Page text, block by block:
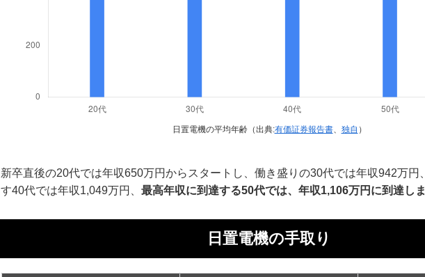
日置電機の平均年齢（出典:有価証券報告書、 独自 ）
新卒直後の20代では年収650万円からスタートし、働き盛りの30代では年収942万円
す40代では年収1,049万円、 最高年収に到達する50代では、年収1,106万円に到達しま
日置電機の手取り